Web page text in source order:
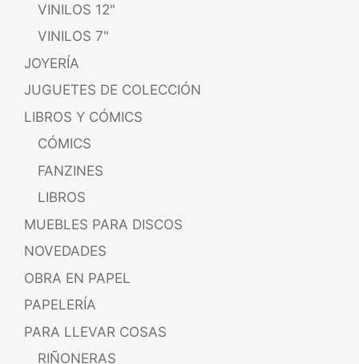
VINILOS 12"
VINILOS 7"
JOYERÍA
JUGUETES DE COLECCIÓN
LIBROS Y CÓMICS
CÓMICS
FANZINES
LIBROS
MUEBLES PARA DISCOS
NOVEDADES
OBRA EN PAPEL
PAPELERÍA
PARA LLEVAR COSAS
RIÑONERAS